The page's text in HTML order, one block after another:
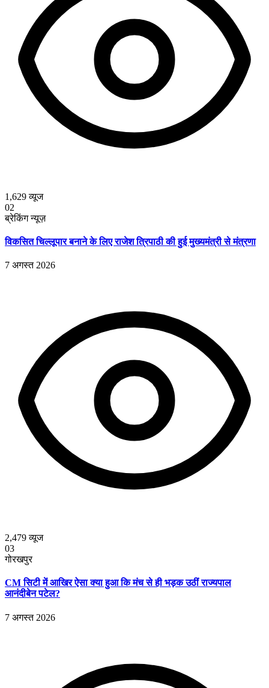
1,629व्यूज
02
ब्रेकिंग न्यूज़
विकसित चिल्लूपार बनाने के लिए राजेश त्रिपाठी की हुई मुख्यमंत्री से मंत्रणा
7 अगस्त 2026
2,479व्यूज
03
गोरखपुर
CM सिटी में आखिर ऐसा क्या हुआ कि मंच से ही भड़क उठीं राज्यपाल
आनंदीबेन पटेल?
7 अगस्त 2026